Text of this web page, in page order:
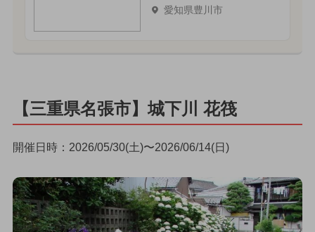
愛知県豊川市
【三重県名張市】城下川 花筏
開催日時：2026/05/30(土)〜2026/06/14(日)